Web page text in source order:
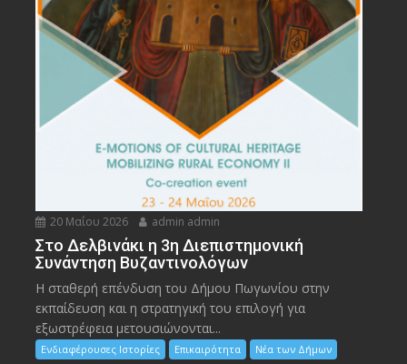
20 Μαΐου 2026 admin admin
Στο Δελβινάκι η 3η Διεπιστημονική
Συνάντηση Βυζαντινολόγων
Η σταθερή επένδυση του Δήμου Πωγωνίου στην
εκπαίδευση και η στρατηγική του επιλογή για
εξωστρέφεια μετουσιώνονται...
Ενδιαφέρουσες Ιστορίες Επικαιρότητα Νέα των Δήμων